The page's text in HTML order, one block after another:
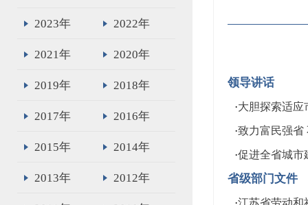
2023年 2022年
2021年 2020年
2019年 2018年
2017年 2016年
2015年 2014年
2013年 2012年
领导讲话
·大胆探索适应
·致力富民强省
·促进全省城市
省级部门文件
·江苏省劳动和